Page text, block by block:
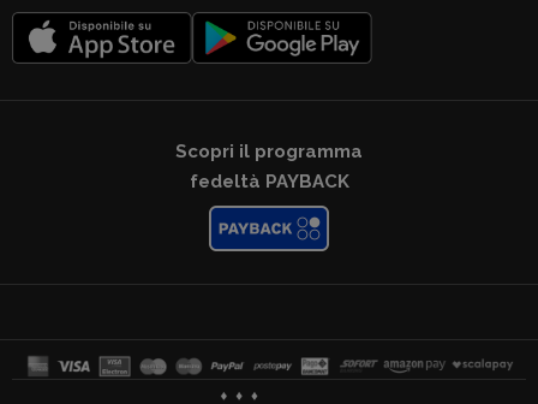
Scopri il programma
fedeltà PAYBACK